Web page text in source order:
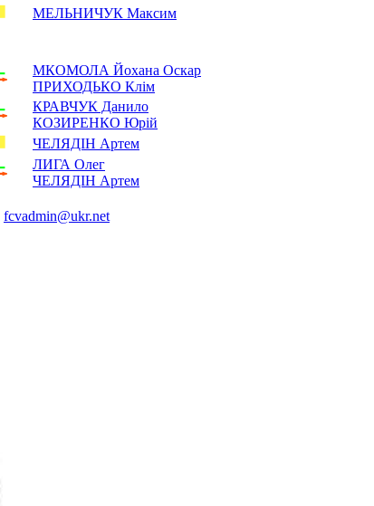
МЕЛЬНИЧУК Максим
МКОМОЛА Йохана Оскар
ПРИХОДЬКО Клім
КРАВЧУК Данило
КОЗИРЕНКО Юрій
ЧЕЛЯДІН Артем
ЛИГА Олег
ЧЕЛЯДІН Артем
fcvadmin@ukr.net